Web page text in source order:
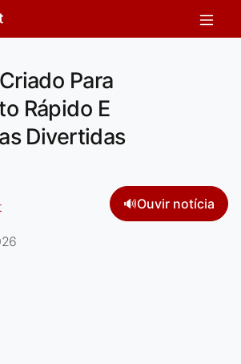
Para
Rápido E
Divertidas
🔊Ouvir notícia